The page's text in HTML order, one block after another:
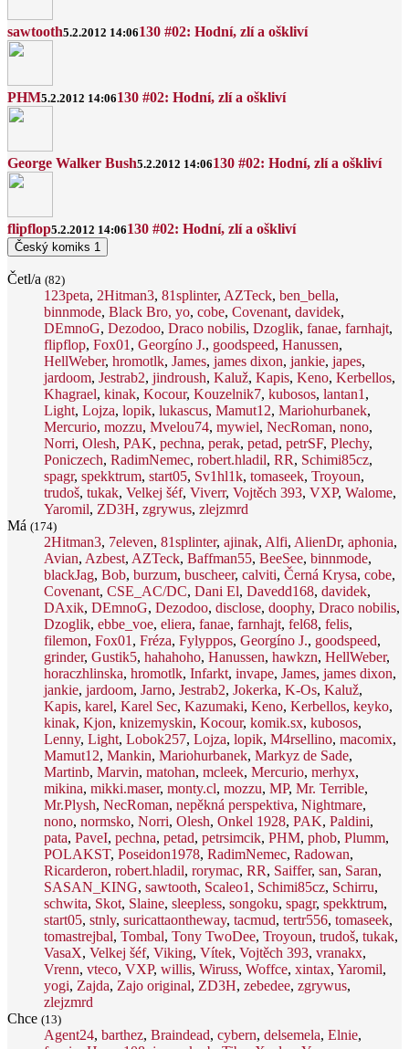
sawtooth5.2.2012 14:06130 #02: Hodní, zlí a oškliví
PHM5.2.2012 14:06130 #02: Hodní, zlí a oškliví
George Walker Bush5.2.2012 14:06130 #02: Hodní, zlí a oškliví
flipflop5.2.2012 14:06130 #02: Hodní, zlí a oškliví
Český komiks 1
Četl/a (82)
123peta, 2Hitman3, 81splinter, AZTeck, ben_bella,
binnmode, Black Bro, yo, cobe, Covenant, davidek,
DEmnoG, Dezodoo, Draco nobilis, Dzoglik, fanae, farnhajt,
flipflop, Fox01 , Georgíno J., goodspeed, Hanussen,
HellWeber, hromotlk, James, james dixon, jankie, japes,
jardoom, Jestrab2, jindroush, Kaluž, Kapis, Keno, Kerbellos,
Khagrael, kinak, Kocour, Kouzelnik7, kubosos, lantan1 ,
Light, Lojza, lopik, lukascus, Mamut12, Mariohurbanek,
Mercurio, mozzu, Mvelou74, mywiel, NecRoman, nono,
Norri, Olesh, PAK, pechna, perak, petad, petrSF, Plechy,
Poniczech, RadimNemec, robert.hladil, RR, Schimi85cz,
spagr, spekktrum, start05, Sv1hl1k, tomaseek, Troyoun,
trudoš, tukak, Velkej šéf, Viverr, Vojtěch 393, VXP, Walome,
Yaromil, ZD3H, zgrywus, zlejzmrd
Má (174)
2Hitman3, 7eleven, 81splinter, ajinak, Alfi, AlienDr, aphonia,
Avian, Azbest, AZTeck, Baffman55, BeeSee, binnmode,
blackJag, Bob, burzum, buscheer, calviti, Černá Krysa, cobe,
Covenant, CSE_AC/DC, Dani El, Davedd168, davidek,
DAxik, DEmnoG, Dezodoo, disclose, doophy, Draco nobilis,
Dzoglik, ebbe_voe, eliera, fanae, farnhajt, fel68, felis,
filemon, Fox01 , Fréza, Fylyppos, Georgíno J., goodspeed,
grinder, Gustik5, hahahoho, Hanussen, hawkzn, HellWeber,
horaczhlinska, hromotlk, Infarkt, invape, James, james dixon,
jankie, jardoom, Jarno, Jestrab2, Jokerka, K-Os, Kaluž,
Kapis, karel, Karel Sec, Kazumaki, Keno, Kerbellos, keyko,
kinak, Kjon, knizemyskin, Kocour, komik.sx, kubosos,
Lenny, Light, Lobok257, Lojza, lopik, M4rsellino, macomix,
Mamut12, Mankin, Mariohurbanek, Markyz de Sade,
Martinb, Marvin, matohan, mcleek, Mercurio, merhyx,
mikina, mikki.maser, monty.cl, mozzu, MP, Mr. Terrible,
Mr.Plysh, NecRoman, nepěkná perspektiva, Nightmare,
nono, normsko, Norri, Olesh, Onkel 1928, PAK, Paldini,
pata, PaveI, pechna, petad, petrsimcik, PHM, phob, Plumm,
POLAKST, Poseidon1978, RadimNemec, Radowan,
Ricarderon, robert.hladil, rorymac, RR, Saiffer, san, Saran,
SASAN_KING, sawtooth, Scaleo1 , Schimi85cz, Schirru,
schwita, Skot, Slaine, sleepless, songoku, spagr, spekktrum,
start05, stnly, suricattaontheway, tacmud, tertr556, tomaseek,
tomastrejbal, Tombal, Tony TwoDee, Troyoun, trudoš, tukak,
VasaX, Velkej šéf, Viking, Vítek, Vojtěch 393, vranakx,
Vrenn, vteco, VXP, willis, Wiruss, Woffce, xintax, Yaromil,
yogi, Zajda, Zajo original, ZD3H, zebedee, zgrywus,
zlejzmrd
Chce (13)
Agent24, barthez, Braindead, cybern, delsemela, Elnie,